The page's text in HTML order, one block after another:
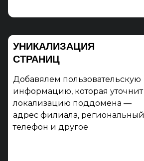
УНИКАЛИЗАЦИЯ
СТРАНИЦ
Добавялем пользовательскую
информацию, которая уточнит
локализацию поддомена —
адрес филиала, региональный
телефон и другое